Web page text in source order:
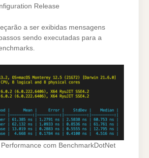
Release
a ser exibidas mensagens
sendo executadas para a
com BenchmarkDotNet